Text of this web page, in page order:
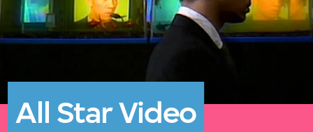
All Star Video